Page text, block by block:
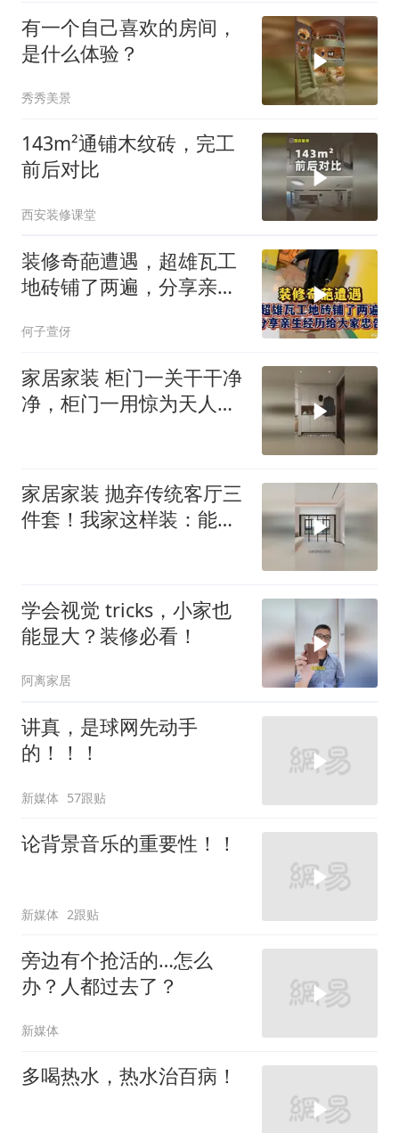
有一个自己喜欢的房间，
是什么体验？
秀秀美景
143m²通铺木纹砖，完工
前后对比
西安装修课堂
装修奇葩遭遇，超雄瓦工
地砖铺了两遍，分享亲身
何子萱伢
家居家装 柜门一关干干净
净，柜门一用惊为天人！
家居家装 抛弃传统客厅三
件套！我家这样装：能
学会视觉 tricks，小家也
能显大？装修必看！
阿离家居
讲真，是球网先动手
的！！！
新媒体 57跟贴
论背景音乐的重要性！！
新媒体 2跟贴
旁边有个抢活的…怎么
办？人都过去了？
新媒体
多喝热水，热水治百病！